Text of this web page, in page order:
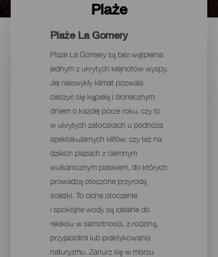
Plaże
Plaże La Gomery
Plaże La Gomery są bez wątpienia
jednym z ukrytych klejnotów wyspy.
Jej niezwykły klimat pozwala
cieszyć się kąpielą i słonecznym
dniem o każdej porze roku, czy to
w ukrytych zatoczkach u podnóża
spektakularnych klifów, czy też na
dzikich plażach z ciemnym
wulkanicznym piaskiem, do których
prowadzą otoczone przyrodą
ścieżki. To ciche otoczenie
i spokojne wody są idealne do
relaksu w samotności, z rodziną,
przyjaciółmi lub praktykowania
naturyzmu. Zanurz się w morzu